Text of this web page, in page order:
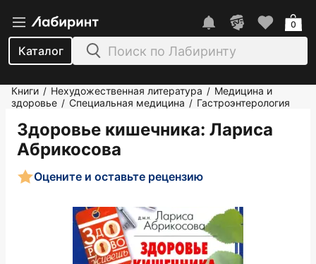
Каталог
0
Книги / Нехудожественная литература / Медицина и
здоровье / Специальная медицина / Гастроэнтерология
Здоровье кишечника: Лариса
Абрикосова
Оцените и оставьте рецензию